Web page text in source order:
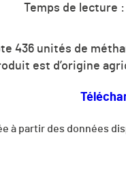
Temps de lecture :
436 unités de
est d’origine
à partir des données